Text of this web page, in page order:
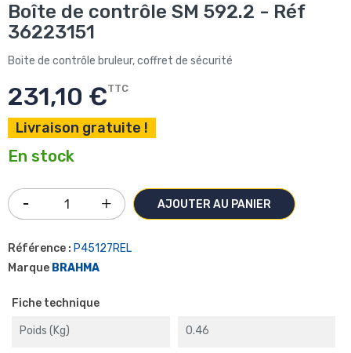
Boîte de contrôle SM 592.2 - Réf
36223151
Boite de contrôle bruleur, coffret de sécurité
231,10 €TTC
Livraison gratuite !
En stock
AJOUTER AU PANIER
Référence : P45127REL
Marque BRAHMA
Fiche technique
Poids (kg) 0.46